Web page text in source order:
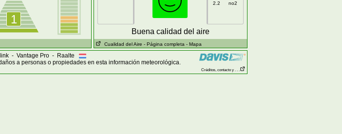
1
2.2
no2
Buena calidad del aire
Cualidad del Aire - Página completa - Mapa
- Vantage Pro - Raalte
a personas o propiedades en esta información meteorológica.
Créditos, contacto y . . .